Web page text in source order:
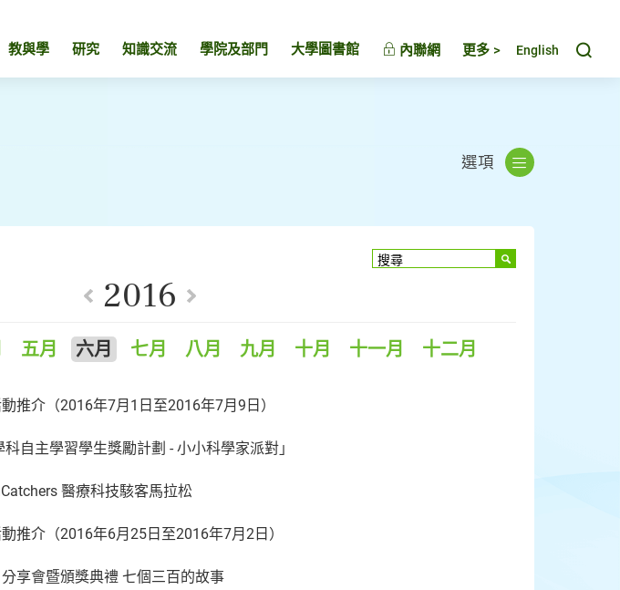
教與學 研究 知識交流 學院及部門 大學圖書館 內聯網 更多 > English
選項
2016
五月 六月 七月 八月 九月 十月 十一月 十二月
推介（2016年7月1日至2016年7月9日）
科自主學習學生獎勵計劃 - 小小科學家派對」
醫療科技駭客馬拉松
推介（2016年6月25日至2016年7月2日）
分享會暨頒獎典禮 七個三百的故事